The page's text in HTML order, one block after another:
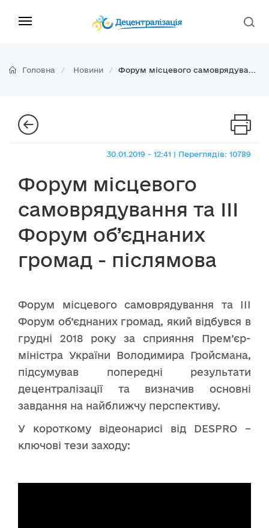
Головна Новини Форум місцевого самоврядува...
30.01.2019 - 12:41 | Переглядів: 10789
Форум місцевого
самоврядування та ІІІ
Форум об’єднаних
громад - післямова
Форум місцевого самоврядування та ІІІ
Форум об’єднаних громад, який відбувся в
грудні 2018 року за сприяння Прем’єр-
міністра України Володимира Гройсмана,
підсумував попередні результати
децентралізації та визначив основні
завдання на найближчу перспективу.
У короткому відеонарисі від DESPRO –
ключові тези заходу: